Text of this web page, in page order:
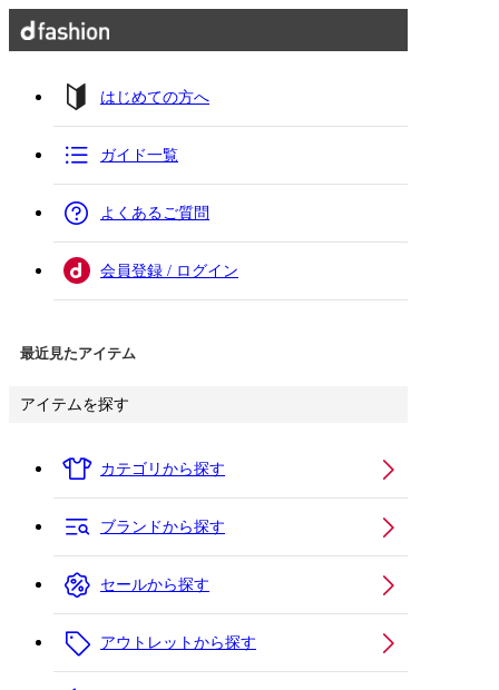
はじめての方へ
ガイド一覧
よくあるご質問
会員登録 / ログイン
最近見たアイテム
アイテムを探す
カテゴリから探す
ブランドから探す
セールから探す
アウトレットから探す